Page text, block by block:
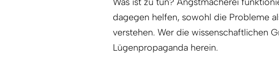
dagegen helfen, sowohl die Probleme
verstehen. Wer die wissenschaftlichen
Lügenpropaganda herein.